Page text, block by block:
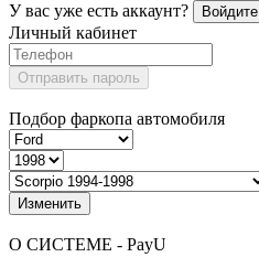
У вас уже есть аккаунт? Войдите
Личный кабинет
Отправить пароль
Подбор фаркопа автомобиля
Изменить
О СИСТЕМЕ - PayU